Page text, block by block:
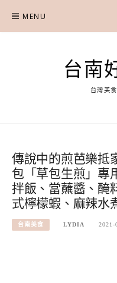
content
MENU
台南
台灣美
傳說中的煎芭樂抵
包「草包生煎」專
拌飯、當蘸醬、醃
式檸檬蝦、麻辣水
台南美食 LYDIA 2021-